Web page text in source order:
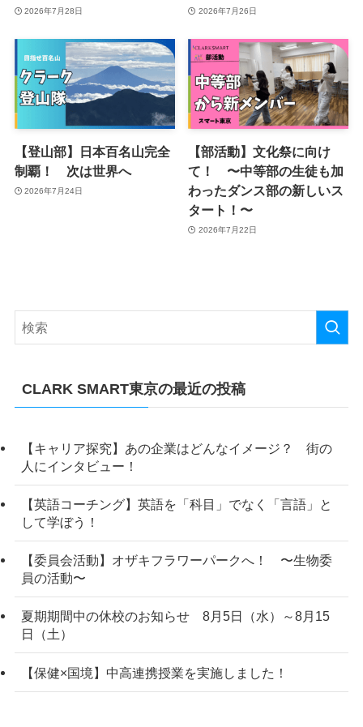
2026年7月28日 2026年7月26日
【登山部】日本百名山完全
制覇！ 次は世界へ
2026年7月24日
【部活動】文化祭に向け
て！ 〜中等部の生徒も加
わったダンス部の新しいス
タート！〜
2026年7月22日
CLARK SMART東京の最近の投稿
【キャリア探究】あの企業はどんなイメージ？ 街の
人にインタビュー！
【英語コーチング】英語を「科目」でなく「言語」と
して学ぼう！
【委員会活動】オザキフラワーパークへ！ 〜生物委
員の活動〜
夏期期間中の休校のお知らせ 8月5日（水）～8月15
日（土）
【保健×国境】中高連携授業を実施しました！